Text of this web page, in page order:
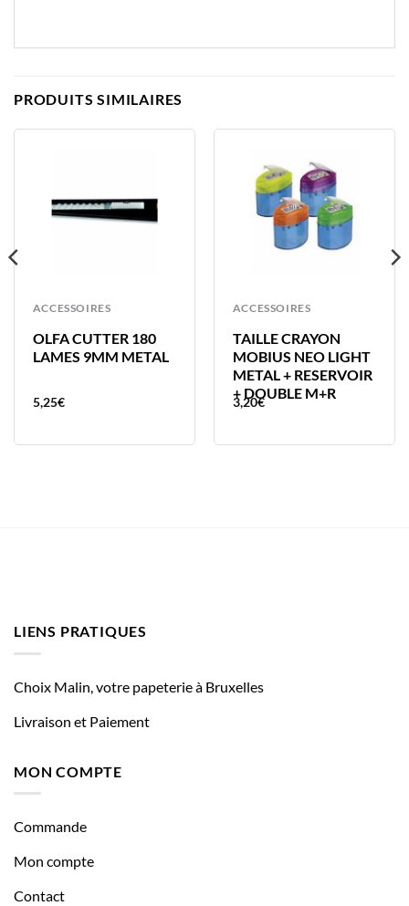
PRODUITS SIMILAIRES
ACCESSOIRES
OLFA CUTTER 180
LAMES 9MM METAL
5,25€
ACCESSOIRES
TAILLE CRAYON
MOBIUS NEO LIGHT
METAL + RESERVOIR
+ DOUBLE M+R
3,20€
LIENS PRATIQUES
Choix Malin, votre papeterie à Bruxelles
Livraison et Paiement
MON COMPTE
Commande
Mon compte
Contact